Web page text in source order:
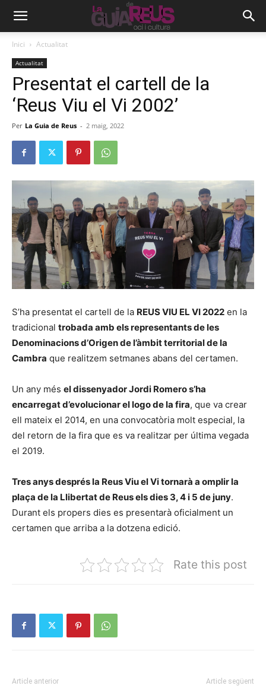
Inici Actualitat
Actualitat
Presentat el cartell de la
‘Reus Viu el Vi 2002’
Per La Guia de Reus - 2 maig, 2022
S’ha presentat el cartell de la REUS VIU EL VI 2022 en la
tradicional trobada amb els representants de les
Denominacions d’Origen de l’àmbit territorial de la
Cambra que realitzem setmanes abans del certamen.
Un any més el dissenyador Jordi Romero s’ha
encarregat d’evolucionar el logo de la fira, que va crear
ell mateix el 2014, en una convocatòria molt especial, la
del retorn de la fira que es va realitzar per última vegada
el 2019.
Tres anys després la Reus Viu el Vi tornarà a omplir la
plaça de la Llibertat de Reus els dies 3, 4 i 5 de juny.
Durant els propers dies es presentarà oficialment un
certamen que arriba a la dotzena edició.
Rate this post
Article anterior Article següent